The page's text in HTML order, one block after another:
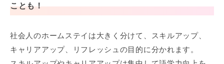
ことも！
社会人のホームステイは大きく分けて、スキルアップ、
キャリアアップ、リフレッシュの目的に分かれます。